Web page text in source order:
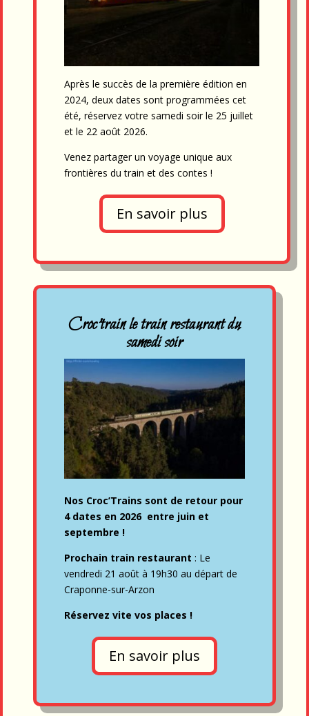
Après le succès de la première édition en
2024, deux dates sont programmées cet
été, réservez votre samedi soir le 25 juillet
et le 22 août 2026.
Venez partager un voyage unique aux
frontières du train et des contes !
En savoir plus
Croc'train le train restaurant du
samedi soir
Nos Croc’Trains sont de retour pour
4 dates en 2026 entre juin et
septembre !
Prochain train restaurant : Le
vendredi 21 août à 19h30 au départ de
Craponne-sur-Arzon
Réservez vite vos places !
En savoir plus